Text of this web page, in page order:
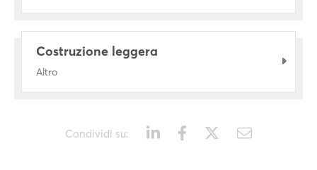
Costruzione leggera
Altro
Condividi su: